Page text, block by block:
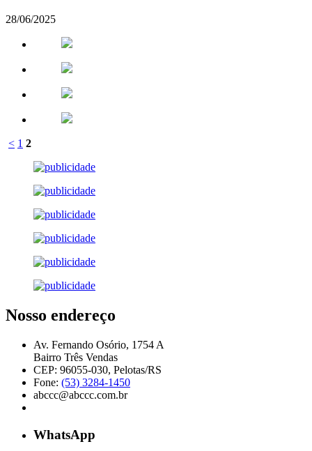
28/06/2025
< 1 2
Nosso endereço
Av. Fernando Osório, 1754 A
Bairro Três Vendas
CEP: 96055-030, Pelotas/RS
Fone: (53) 3284-1450
abccc@abccc.com.br
WhatsApp